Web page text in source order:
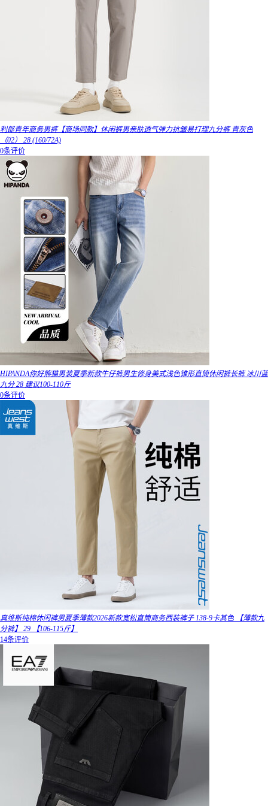
利郎青年商务男裤【商场同款】休闲裤男亲肤透气弹力抗皱易打理九分裤 青灰色
（02） 28 (160/72A)
0条评价
HIPANDA你好熊猫男装夏季新款牛仔裤男生修身美式浅色锥形直筒休闲裤长裤 冰川蓝
九分 28 建议100-110斤
0条评价
真维斯纯棉休闲裤男夏季薄款2026新款宽松直筒商务西装裤子 138-9卡其色 【薄款九
分裤】 29 【106-115斤】
14条评价